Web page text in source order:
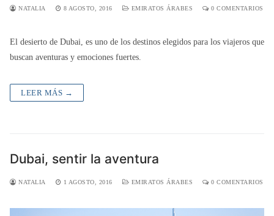
NATALIA 8 AGOSTO, 2016 EMIRATOS ÁRABES 0 COMENTARIOS
El desierto de Dubai, es uno de los destinos elegidos para los viajeros que
buscan aventuras y emociones fuertes.
LEER MÁS →
Dubai, sentir la aventura
NATALIA 1 AGOSTO, 2016 EMIRATOS ÁRABES 0 COMENTARIOS